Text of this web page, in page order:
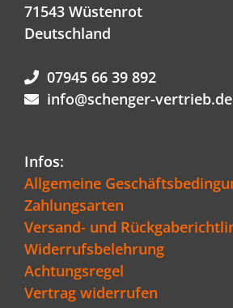
71543 Wüstenrot
Deutschland
07945 66 39 892
info@schenger-vertrieb.de
Infos:
Allgemeine
Zahlungsarten
Versand- und
Widerrufsbelehrung
Achtungsregel
Vertrag widerrufen